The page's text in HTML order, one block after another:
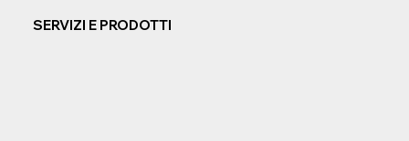
SERVIZI E PRODOTTI